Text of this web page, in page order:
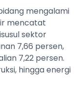
mengalami
mencatat
sektor
7,66 persen,
7,22 persen.
hingga energi